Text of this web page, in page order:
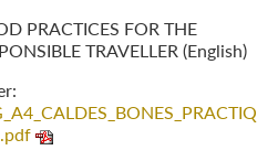
PRACTICES FOR THE
TRAVELLER (English)